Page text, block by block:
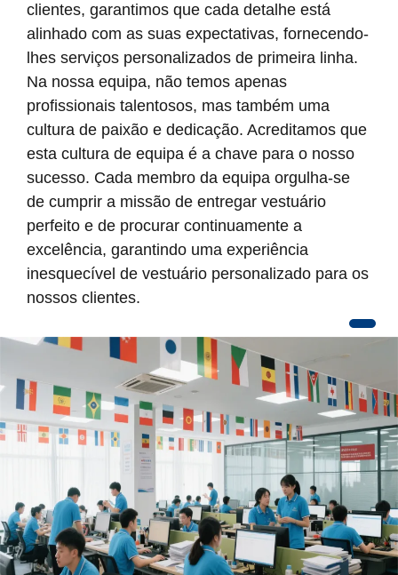
clientes, garantimos que cada detalhe está
alinhado com as suas expectativas, fornecendo-
lhes serviços personalizados de primeira linha.
Na nossa equipa, não temos apenas
profissionais talentosos, mas também uma
cultura de paixão e dedicação. Acreditamos que
esta cultura de equipa é a chave para o nosso
sucesso. Cada membro da equipa orgulha-se
de cumprir a missão de entregar vestuário
perfeito e de procurar continuamente a
excelência, garantindo uma experiência
inesquecível de vestuário personalizado para os
nossos clientes.